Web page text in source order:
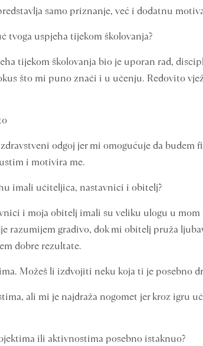
samo priznanje, već i dodatnu
tvoga uspjeha tijekom školovanja?
tijekom školovanja bio je uporan rad,
što mi puno znači i u učenju. Redovito
odgoj jer mi omogućuje da
i motivira me.
imali učiteljica, nastavnici i obitelj?
i moja obitelj imali su veliku ulogu u
razumijem gradivo, dok mi obitelj pruža
dobre rezultate.
Možeš li izdvojiti neku koja ti je posebno
ali mi je najdraža nogomet jer kroz igru
ili aktivnostima posebno istaknuo?